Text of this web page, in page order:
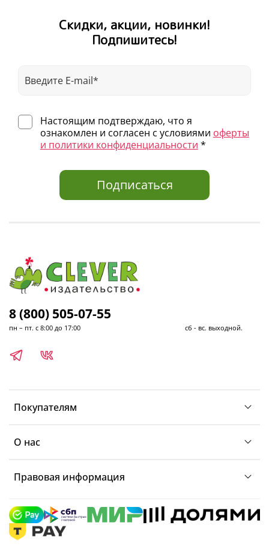
Скидки, акции, новинки!
Подпишитесь!
Настоящим подтверждаю, что я
ознакомлен и согласен с условиями оферты
и политики конфиденциальности *
Подписаться
Покупателям
О нас
Правовая информация
8 (800) 505-07-55
пн – пт. с 8:00 до 17:00 сб - вс. выходной.